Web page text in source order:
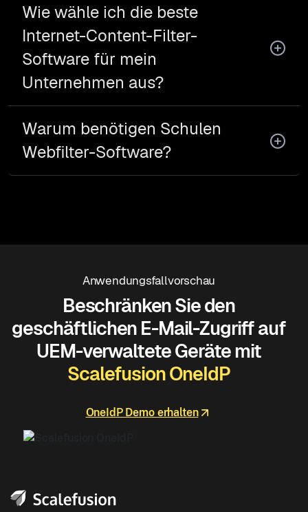
Wie wähle ich die beste
Internet-Content-Filter-
Software für mein
Unternehmen aus?
Warum benötigen Schulen
Webfilter-Software?
Anwendungsfallvorschau
Beschränken Sie den
geschäftlichen E-Mail-Zugriff auf
UEM-verwaltete Geräte mit
Scalefusion OneIdP
OneIdP Demo erhalten